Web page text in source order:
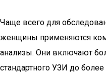
Чаще всего для
женщины применяются
анализы. Они включают
стандартного УЗИ до